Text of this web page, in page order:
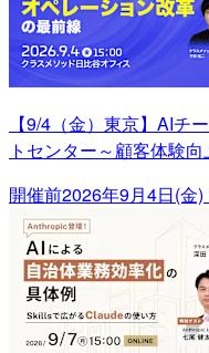
【9/4（金）東京】AIチ
トセンター～顧客体験
開催前2026年9月4日(金)